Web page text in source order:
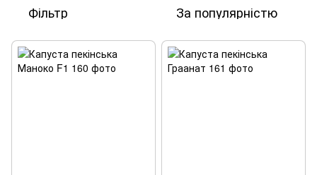
Фільтр За популярністю